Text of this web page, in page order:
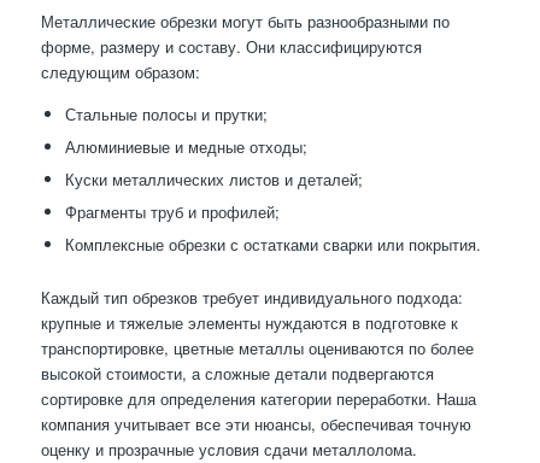
Металлические обрезки могут быть разнообразными по
форме, размеру и составу. Они классифицируются
следующим образом:
Стальные полосы и прутки;
Алюминиевые и медные отходы;
Куски металлических листов и деталей;
Фрагменты труб и профилей;
Комплексные обрезки с остатками сварки или покрытия.
Каждый тип обрезков требует индивидуального подхода:
крупные и тяжелые элементы нуждаются в подготовке к
транспортировке, цветные металлы оцениваются по более
высокой стоимости, а сложные детали подвергаются
сортировке для определения категории переработки. Наша
компания учитывает все эти нюансы, обеспечивая точную
оценку и прозрачные условия сдачи металлолома.